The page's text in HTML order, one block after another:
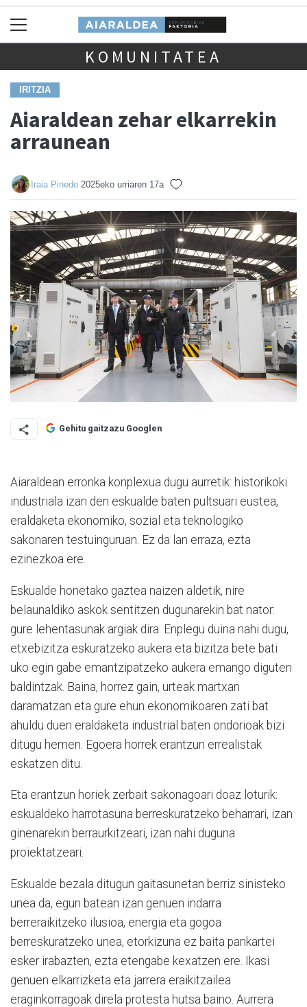
KOMUNITATEA
IRITZIA
Aiaraldean zehar elkarrekin
arraunean
Iraia Pinedo 2025eko urriaren 17a
Gehitu gaitzazu Googlen
Aiaraldean erronka konplexua dugu aurretik: historikoki
industriala izan den eskualde baten pultsuari eustea,
eraldaketa ekonomiko, sozial eta teknologiko
sakonaren testuinguruan. Ez da lan erraza, ezta
ezinezkoa ere.
Eskualde honetako gaztea naizen aldetik, nire
belaunaldiko askok sentitzen dugunarekin bat nator:
gure lehentasunak argiak dira. Enplegu duina nahi dugu,
etxebizitza eskuratzeko aukera eta bizitza bete bati
uko egin gabe emantzipatzeko aukera emango diguten
baldintzak. Baina, horrez gain, urteak martxan
daramatzan eta gure ehun ekonomikoaren zati bat
ahuldu duen eraldaketa industrial baten ondorioak bizi
ditugu hemen. Egoera horrek erantzun errealistak
eskatzen ditu.
Eta erantzun horiek zerbait sakonagoari doaz loturik:
eskualdeko harrotasuna berreskuratzeko beharrari, izan
ginenarekin berraurkitzeari, izan nahi duguna
proiektatzeari.
Eskualde bezala ditugun gaitasunetan berriz sinisteko
unea da, egun batean izan genuen indarra
berreraikitzeko ilusioa, energia eta gogoa
berreskuratzeko unea, etorkizuna ez baita pankartei
esker irabazten, ezta etengabe kexatzen ere. Ikasi
genuen elkarrizketa eta jarrera eraikitzailea
eraginkorragoak direla protesta hutsa baino. Aurrera